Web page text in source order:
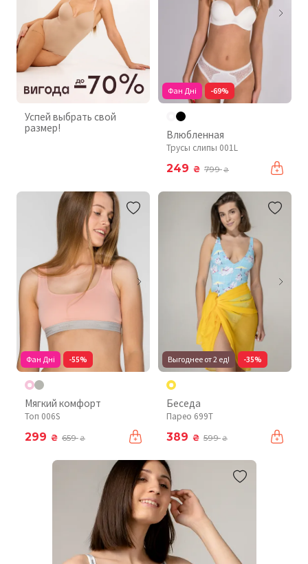
Успей выбрать свой
размер!
Фан Дні -69%
Влюбленная
Трусы слипы 001L
249 ₴ 799₴
Фан Дні -55%
Мягкий комфорт
Топ 006S
299 ₴ 659₴
Выгоднее от 2 ед! -35%
Беседа
Парео 699T
389 ₴ 599₴